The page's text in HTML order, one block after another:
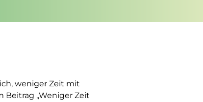
weniger Zeit mit
Beitrag „Weniger Zeit